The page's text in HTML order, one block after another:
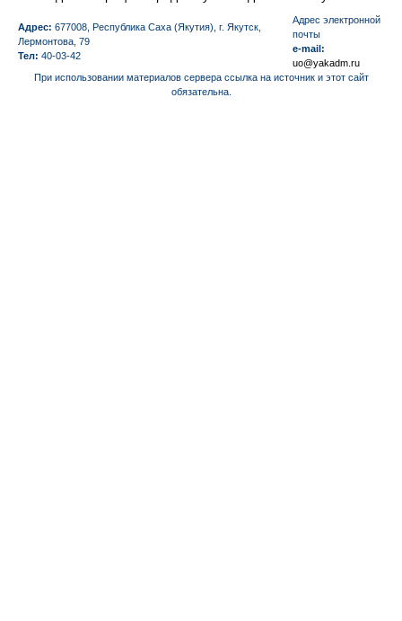
Адрес: 677008, Республика Саха (Якутия), г. Якутск,
Лермонтова, 79
Тел: 40-03-42
Aдрес электронной
почты
e-mail:
uo@yakadm.ru
При использовании материалов сервера ссылка на источник и этот сайт
обязательна.